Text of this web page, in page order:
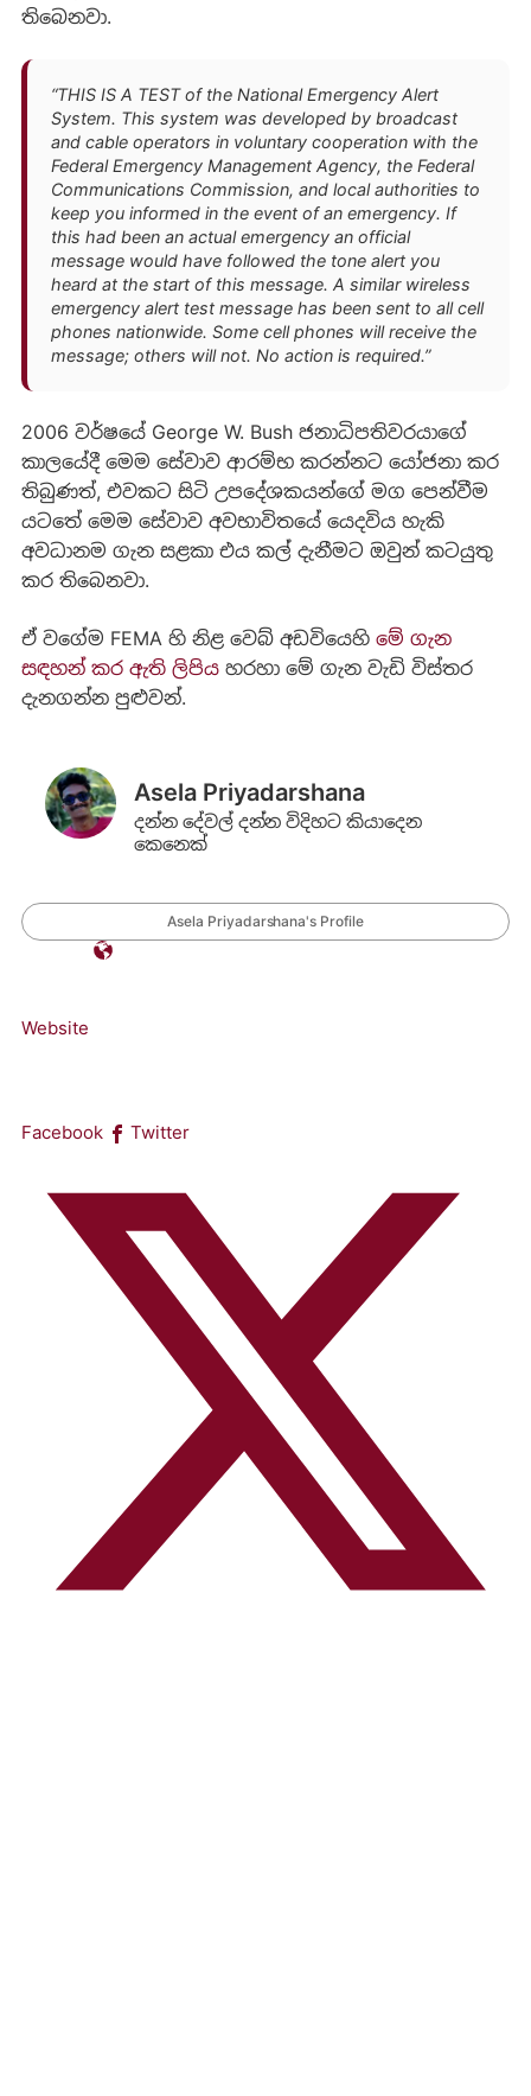
තිබෙනවා.
“THIS IS A TEST of the National Emergency Alert
System. This system was developed by broadcast
and cable operators in voluntary cooperation with the
Federal Emergency Management Agency, the Federal
Communications Commission, and local authorities to
keep you informed in the event of an emergency. If
this had been an actual emergency an official
message would have followed the tone alert you
heard at the start of this message. A similar wireless
emergency alert test message has been sent to all cell
phones nationwide. Some cell phones will receive the
message; others will not. No action is required.”
2006 වර්ෂයේ George W. Bush ජනාධිපතිවරයාගේ
කාලයේදී මෙම සේවාව ආරම්භ කරන්නට යෝජනා කර
තිබුණත්, එවකට සිටි උපදේශකයන්ගේ මග පෙන්වීම
යටතේ මෙම සේවාව අවභාවිතයේ යෙදවිය හැකි
අවධානම ගැන සළකා එය කල් දැනීමට ඔවුන් කටයුතු
කර තිබෙනවා.
ඒ වගේම FEMA හි නිළ වෙබ් අඩවියෙහි මේ ගැන
සඳහන් කර ඇති ලිපියහරහා මේ ගැන වැඩි විස්තර
දැනගන්න පුළුවන්.
Asela Priyadarshana
දන්න දේවල් දන්න විදිහට කියාදෙන
කෙනෙක්
Asela Priyadarshana's Profile
Website
Facebook Twitter